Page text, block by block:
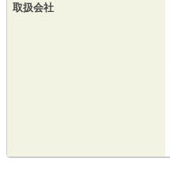
取扱会社